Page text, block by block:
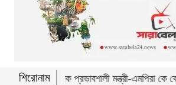
অর্থনীতি
আন্তর্জাতিক
শিরোনাম
সিলেটের সাবেক প্রভাবশালী মন্ত্রী-এমপিরা কে কোথায়